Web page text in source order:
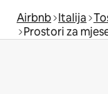
Airbnb Italija
Prostori za